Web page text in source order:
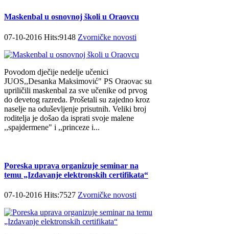
Maskenbal u osnovnoj školi u Oraovcu
07-10-2016 Hits:9148 Zvorničke novosti
Povodom dječije nedelje učenici
JUOS,,Desanka Maksimović" PS Oraovac su
upriličili maskenbal za sve učenike od prvog
do devetog razreda. Prošetali su zajedno kroz
naselje na oduševljenje prisutnih. Veliki broj
roditelja je došao da isprati svoje malene
,,spajdermene" i ,,princeze i...
Poreska uprava organizuje seminar na
temu „Izdavanje elektronskih certifikata“
07-10-2016 Hits:7527 Zvorničke novosti